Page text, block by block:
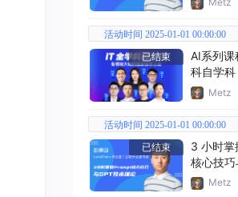
活动时间 2025-01-01 00:00:00
已结束
AI系列
科自学科
Metz
活动时间 2025-01-01 00:00:00
已结束
3 小时
核心技巧
术理论
Metz